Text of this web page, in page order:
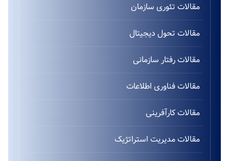
مقالات تئوری سازمان
مقالات تحول دیجیتال
مقالات رفتار سازمانی
مقالات فناوری اطلاعات
مقالات کارآفرینی
مقالات مدیریت استراتژیک